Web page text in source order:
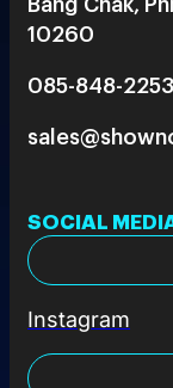
10260
085-848-2253
SOCIAL
Instagram